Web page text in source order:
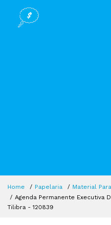
Home Papelaria Material
Agenda Permanente Executiva
Tilibra - 120839